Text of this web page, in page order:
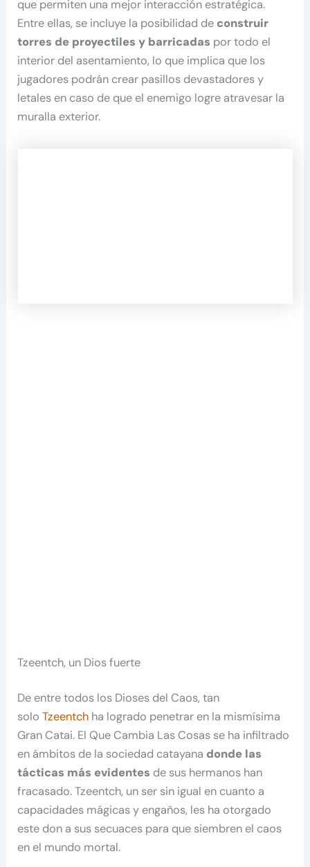
que permiten una mejor interacción estratégica.
Entre ellas, se incluye la posibilidad de construir
torres de proyectiles y barricadas por todo el
interior del asentamiento, lo que implica que los
jugadores podrán crear pasillos devastadores y
letales en caso de que el enemigo logre atravesar la
muralla exterior.
Tzeentch, un Dios fuerte
De entre todos los Dioses del Caos, tan
soloTzeentch ha logrado penetrar en la mismísima
Gran Catai. El Que Cambia Las Cosas se ha infiltrado
en ámbitos de la sociedad catayana donde las
tácticas más evidentes de sus hermanos han
fracasado. Tzeentch, un ser sin igual en cuanto a
capacidades mágicas y engaños, les ha otorgado
este don a sus secuaces para que siembren el caos
en el mundo mortal.